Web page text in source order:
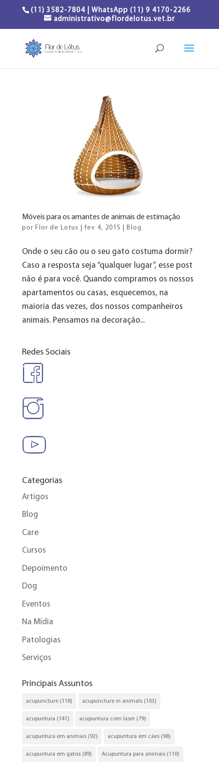
(11) 3582-7804 | WhatsApp (11) 9 4170-2266
administrativo@flordelotus.vet.br
Móveis para os amantes de animais de estimação
por Flor de Lotus fev 4, 2015 Blog
Onde o seu cão ou o seu gato costuma dormir?
Caso a resposta seja “qualquer lugar”, esse post
não é para você. Quando compramos os nossos
apartamentos ou casas, esquecemos, na
maioria das vezes, dos nossos companheiros
animais. Pensamos na decoração...
Redes Sociais
Categorias
Artigos
Blog
Care
Cursos
Depoimento
Dog
Eventos
Na Mídia
Patologias
Serviços
Principais Assuntos
acupuncture(118) acupuncture in animals(103)
acupuntura (141) acupuntura com laser(79)
acupuntura em animais(92) acupuntura em cães(98)
acupuntura em gatos(89) Acupuntura para animais(110)